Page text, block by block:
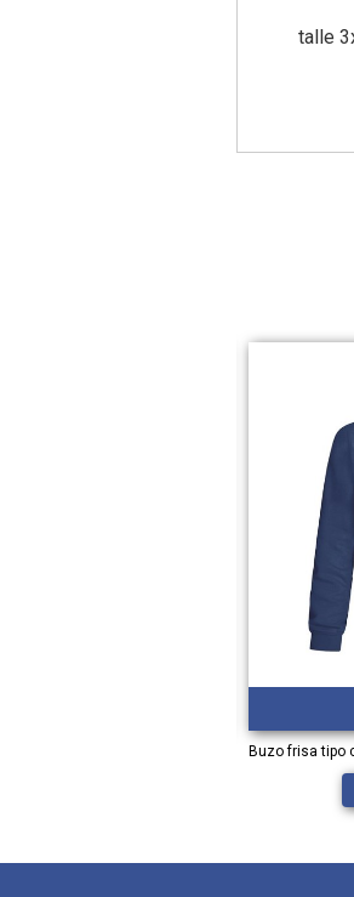
talle
Buzo frisa tipo